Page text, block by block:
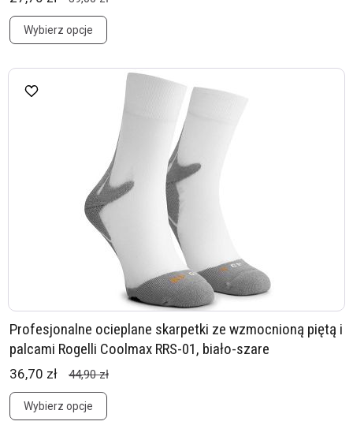
Wybierz opcje
Profesjonalne ocieplane skarpetki ze wzmocnioną piętą i
palcami Rogelli Coolmax RRS-01, biało-szare
36,70 zł 44,90 zł
Wybierz opcje